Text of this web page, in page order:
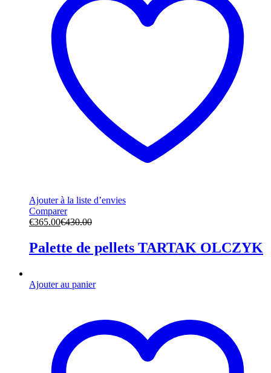
Ajouter à la liste d’envies
Comparer
€365.00€430.00
Palette de pellets TARTAK OLCZYK
Ajouter au panier